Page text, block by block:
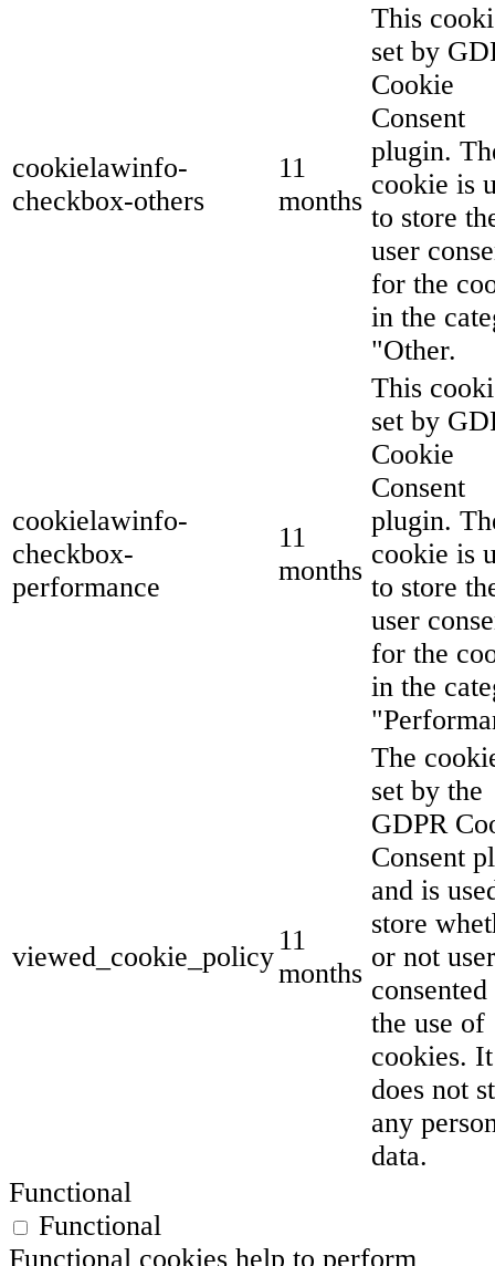
cookielawinfo-
checkbox-others
11
months
This
set by
Cookie
Consent
plugin.
cookie is
to store
user
for the
in the
"Other.
cookielawinfo-
checkbox-
performance
11
months
This
set by
Cookie
Consent
plugin.
cookie is
to store
user
for the
in the
viewed_cookie_policy
11
months
The
set by the
GDPR
Consent
and is
store
or not
consented
the use of
cookies. It
does not
any
data.
Functional
Functional
Functional cookies help to perform